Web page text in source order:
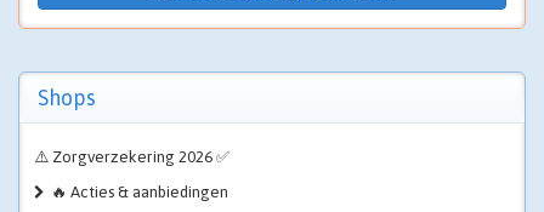
Shops
⚠️ Zorgverzekering 2026 ✅
🔥 Acties & aanbiedingen